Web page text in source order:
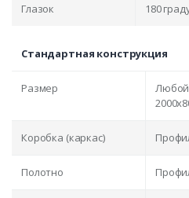
Глазок 180
Стандартная конструкция
Размер
Коробка (каркас)
Полотно